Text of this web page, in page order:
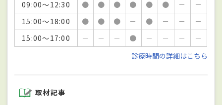
09:00～12:30
● ● ● ● ● ● －
－
15:00～18:00
● ● ● － ● － －
－
15:00～17:00
－ － － ● － － －
－
診療時間の詳細はこちら
取材記事